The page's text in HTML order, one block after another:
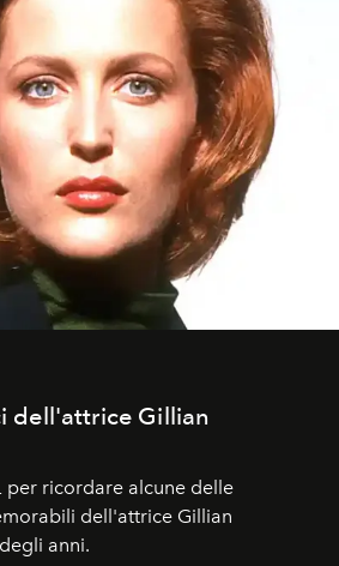
dell'attrice Gillian
per ricordare alcune delle
dell'attrice Gillian
anni.